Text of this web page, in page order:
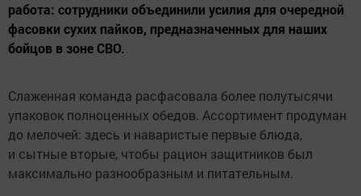
работа: сотрудники объединили усилия для очередной
фасовки сухих пайков, предназначенных для наших
бойцов в зоне СВО.
Слаженная команда расфасовала более полутысячи
упаковок полноценных обедов. Ассортимент продуман
до мелочей: здесь и наваристые первые блюда,
и сытные вторые, чтобы рацион защитников был
максимально разнообразным и питательным.